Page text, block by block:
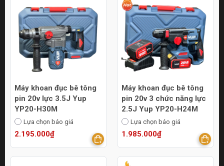
Máy khoan đục bê tông
pin 20v lực 3.5J Yup
YP20-H30M
Lựa chọn báo giá
2.195.000₫
Máy khoan đục bê tông
pin 20v 3 chức năng lực
2.5J Yup YP20-H24M
Lựa chọn báo giá
1.985.000₫